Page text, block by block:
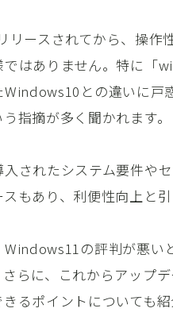
リースされてから、操作
ではありません。特に「
Windows10との違いに戸
指摘が多く聞かれます。
入されたシステム要件や
スもあり、利便性向上と
Windows11の評判が悪
さらに、これからアップ
るポイントについても